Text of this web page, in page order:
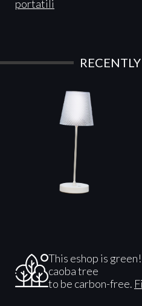
portatili
This eshop is
caoba tree
to be carbon-free.